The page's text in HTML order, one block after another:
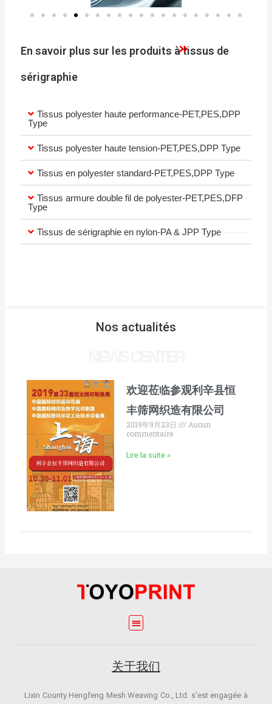
En savoir plus sur les produits à tissus de
sérigraphie
Tissus polyester haute performance-PET,PES,DPP
Type
Tissus polyester haute tension-PET,PES,DPP Type
Tissus en polyester standard-PET,PES,DPP Type
Tissus armure double fil de polyester-PET,PES,DFP
Type
Tissus de sérigraphie en nylon-PA & JPP Type
Nos actualités
欢迎莅临参观利辛县恒
丰筛网织造有限公司
2019年9月23日
Aucun
commentaire
Lire la suite »
关于我们
Lixin County Hengfeng Mesh Weaving Co., Ltd. s'est engagée à